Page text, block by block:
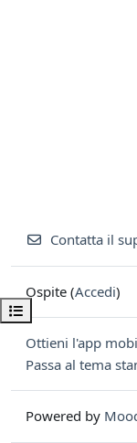
Apri indice del corso
Contatta il
Ospite (Accedi)
Ottieni l'app
Passa al tema
Powered by